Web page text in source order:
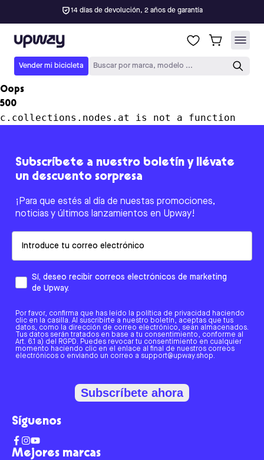
14 días de devolución, 2 años de garantía
Upway
Vender mi bicicleta Buscar por marca, modelo ...
Oops
500
c.collections.nodes.at is not a function
Mejores marcas
Subscríbete a nuestro boletín y llévate
un descuento sorpresa
¡Para que estés al día de nuestas promociones,
noticias y últimos lanzamientos en Upway!
Sí, deseo recibir correos electrónicos de marketing
de Upway.
Por favor, confirma que has leído la política de privacidad haciendo
clic en la casilla. Al suscribirte a nuestro boletín, aceptas que tus
datos, como la dirección de correo electrónico, sean almacenados.
Tus datos serán tratados en base a tu consentimiento, conforme al
Art. 6.1 a) del RGPD. Puedes revocar tu consentimiento en cualquier
momento haciendo clic en el enlace al final de nuestros correos
electrónicos o enviando un correo a support@upway.shop.
Subscríbete ahora
Síguenos